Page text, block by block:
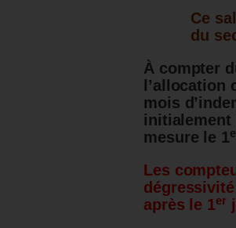
Ce
du
À compter
l’allocation
mois
initialement
mesure le 1
Les
après le 1er